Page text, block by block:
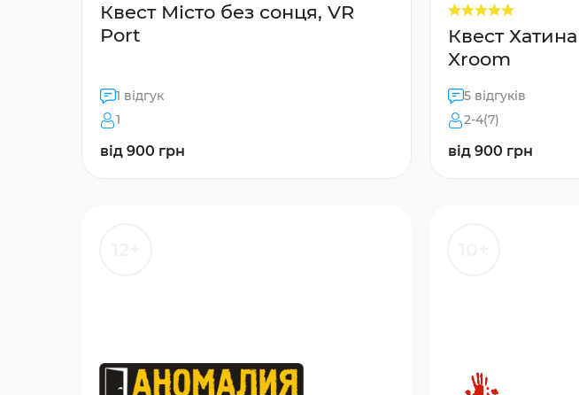
Квест Місто без сонця, VR
Port
1 відгук
1
від 900 грн
Квест
Xroom
5 відгуків
2-4(7)
від 900 грн